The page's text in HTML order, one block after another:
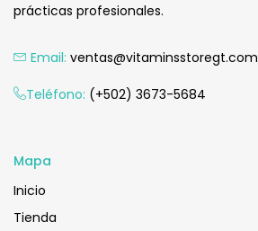
prácticas profesionales.
Email: ventas@vitaminsstoregt.com
Teléfono: (+502) 3673-5684
Mapa
Inicio
Tienda